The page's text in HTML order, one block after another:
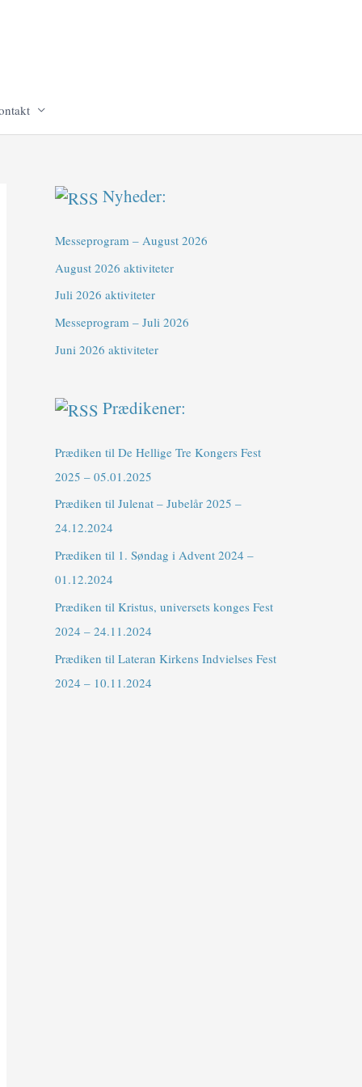
Nyheder:
Messeprogram – August 2026
August 2026 aktiviteter
Juli 2026 aktiviteter
Messeprogram – Juli 2026
Juni 2026 aktiviteter
Prædikener:
Prædiken til De Hellige Tre Kongers Fest
2025 – 05.01.2025
Prædiken til Julenat – Jubelår 2025 –
24.12.2024
Prædiken til 1. Søndag i Advent 2024 –
01.12.2024
Prædiken til Kristus, universets konges Fest
2024 – 24.11.2024
Prædiken til Lateran Kirkens Indvielses Fest
2024 – 10.11.2024